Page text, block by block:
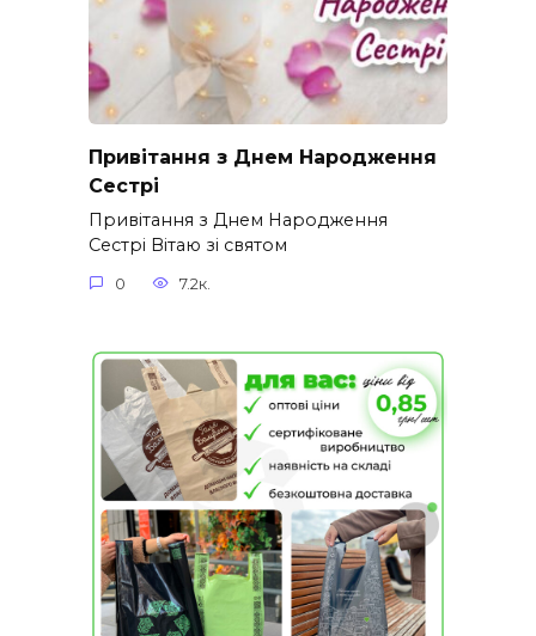
Привітання з Днем Народження
Сестрі
Привітання з Днем Народження
Сестрі Вітаю зі святом
0 7.2к.